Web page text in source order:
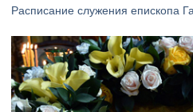
Расписание служения епископа